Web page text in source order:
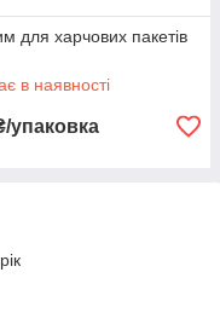
для харчових пакетів
в наявності
упаковка